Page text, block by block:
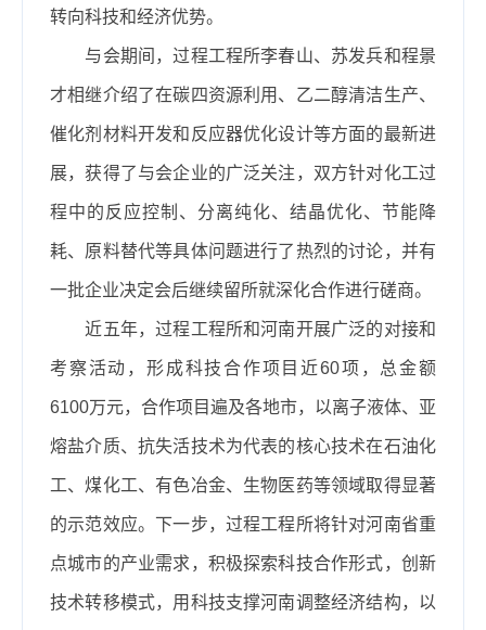
转向科技和经济优势。
与会期间，过程工程所李春山、苏发兵和程景
才相继介绍了在碳四资源利用、乙二醇清洁生产、
催化剂材料开发和反应器优化设计等方面的最新进
展，获得了与会企业的广泛关注，双方针对化工过
程中的反应控制、分离纯化、结晶优化、节能降
耗、原料替代等具体问题进行了热烈的讨论，并有
一批企业决定会后继续留所就深化合作进行磋商。
近五年，过程工程所和河南开展广泛的对接和
考察活动，形成科技合作项目近60项，总金额
6100万元，合作项目遍及各地市，以离子液体、亚
熔盐介质、抗失活技术为代表的核心技术在石油化
工、煤化工、有色冶金、生物医药等领域取得显著
的示范效应。下一步，过程工程所将针对河南省重
点城市的产业需求，积极探索科技合作形式，创新
技术转移模式，用科技支撑河南调整经济结构，以